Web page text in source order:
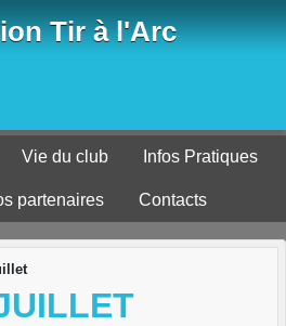
Tir à l'Arc
Vie du club Infos Pratiques
partenaires Contacts